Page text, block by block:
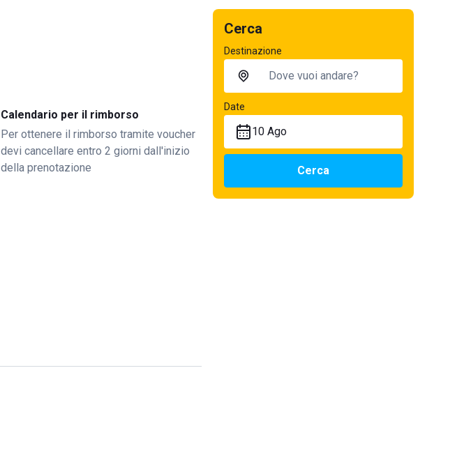
Calendario per il rimborso
Per ottenere il rimborso tramite voucher
devi cancellare entro 2 giorni dall'inizio
della prenotazione
Cerca
Destinazione
Date
10 Ago
Cerca